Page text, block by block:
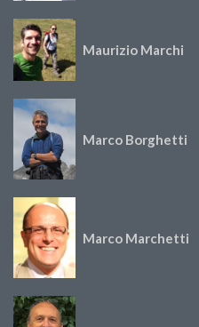
Maurizio Marchi
Marco Borghetti
Marco Marchetti